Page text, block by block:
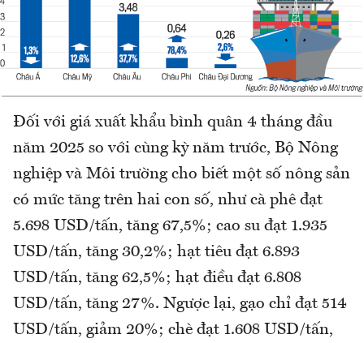
Đối với giá xuất khẩu bình quân 4 tháng đầu
năm 2025 so với cùng kỳ năm trước, Bộ Nông
nghiệp và Môi trường cho biết một số nông sản
có mức tăng trên hai con số, như cà phê đạt
5.698 USD/tấn, tăng 67,5%; cao su đạt 1.935
USD/tấn, tăng 30,2%; hạt tiêu đạt 6.893
USD/tấn, tăng 62,5%; hạt điều đạt 6.808
USD/tấn, tăng 27%. Ngược lại, gạo chỉ đạt 514
USD/tấn, giảm 20%; chè đạt 1.608 USD/tấn,